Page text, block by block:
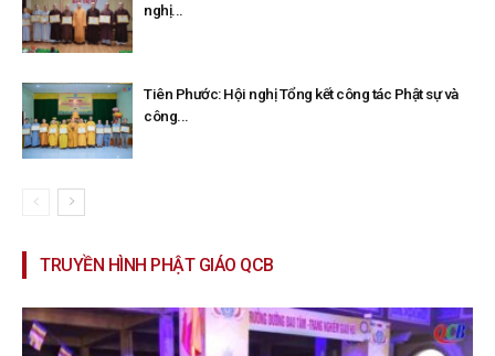
nghị...
Tiên Phước: Hội nghị Tổng kết công tác Phật sự và
công...
TRUYỀN HÌNH PHẬT GIÁO QCB